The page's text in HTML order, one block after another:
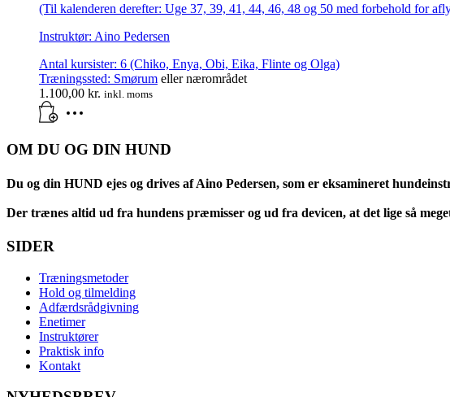
(Til kalenderen derefter: Uge 37, 39, 41, 44, 46, 48 og 50 med forbehold for
Instruktør: Aino Pedersen
Antal kursister: 6 (Chiko, Enya, Obi, Eika, Flinte og Olga)
Træningssted: Smørum eller nærområdet
1.100,00 kr. inkl. moms
OM DU OG DIN HUND
Du og din HUND ejes og drives af Aino Pedersen, som er eksamineret
Der trænes altid ud fra hundens præmisser og ud fra devicen, at det lige så
SIDER
Træningsmetoder
Hold og tilmelding
Adfærdsrådgivning
Enetimer
Instruktører
Praktisk info
Kontakt